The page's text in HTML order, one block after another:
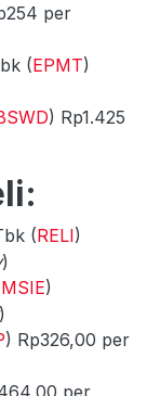
per
(EPMT)
) Rp1.425
(RELI)
)
MSIE)
)
) Rp326,00 per
per